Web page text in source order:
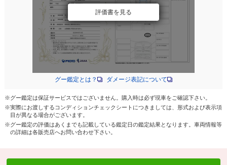
評価書を見る
グー鑑定とは？ ダメージ表記について
※グー鑑定は保証サービスではございません。購入時は必ず現車をご確認下さい。
※実際にお渡しするコンディションチェックシートにつきましては、形式および表示項
目が異なる場合がございます。
※グー鑑定の評価はあくまでも記載している鑑定日の鑑定結果となります。車両情報等
の詳細は各販売店へお問い合わせ下さい。